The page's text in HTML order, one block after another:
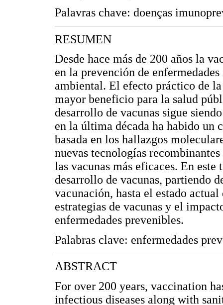
Palavras chave: doenças
RESUMEN
Desde hace más de 200 años la
en la prevención de
ambiental. El efecto práctico de
mayor beneficio para la salud
desarrollo de vacunas sigue
en la última década ha habido un
basada en los hallazgos
nuevas tecnologías
las vacunas más eficaces. En
desarrollo de vacunas, partiendo
vacunación, hasta el estado
estrategias de vacunas y el
enfermedades prevenibles.
Palabras clave: enfermedades
ABSTRACT
For over 200 years, vaccination
infectious diseases along with